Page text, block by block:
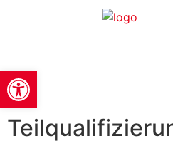
Werkzeugleiste öffnen